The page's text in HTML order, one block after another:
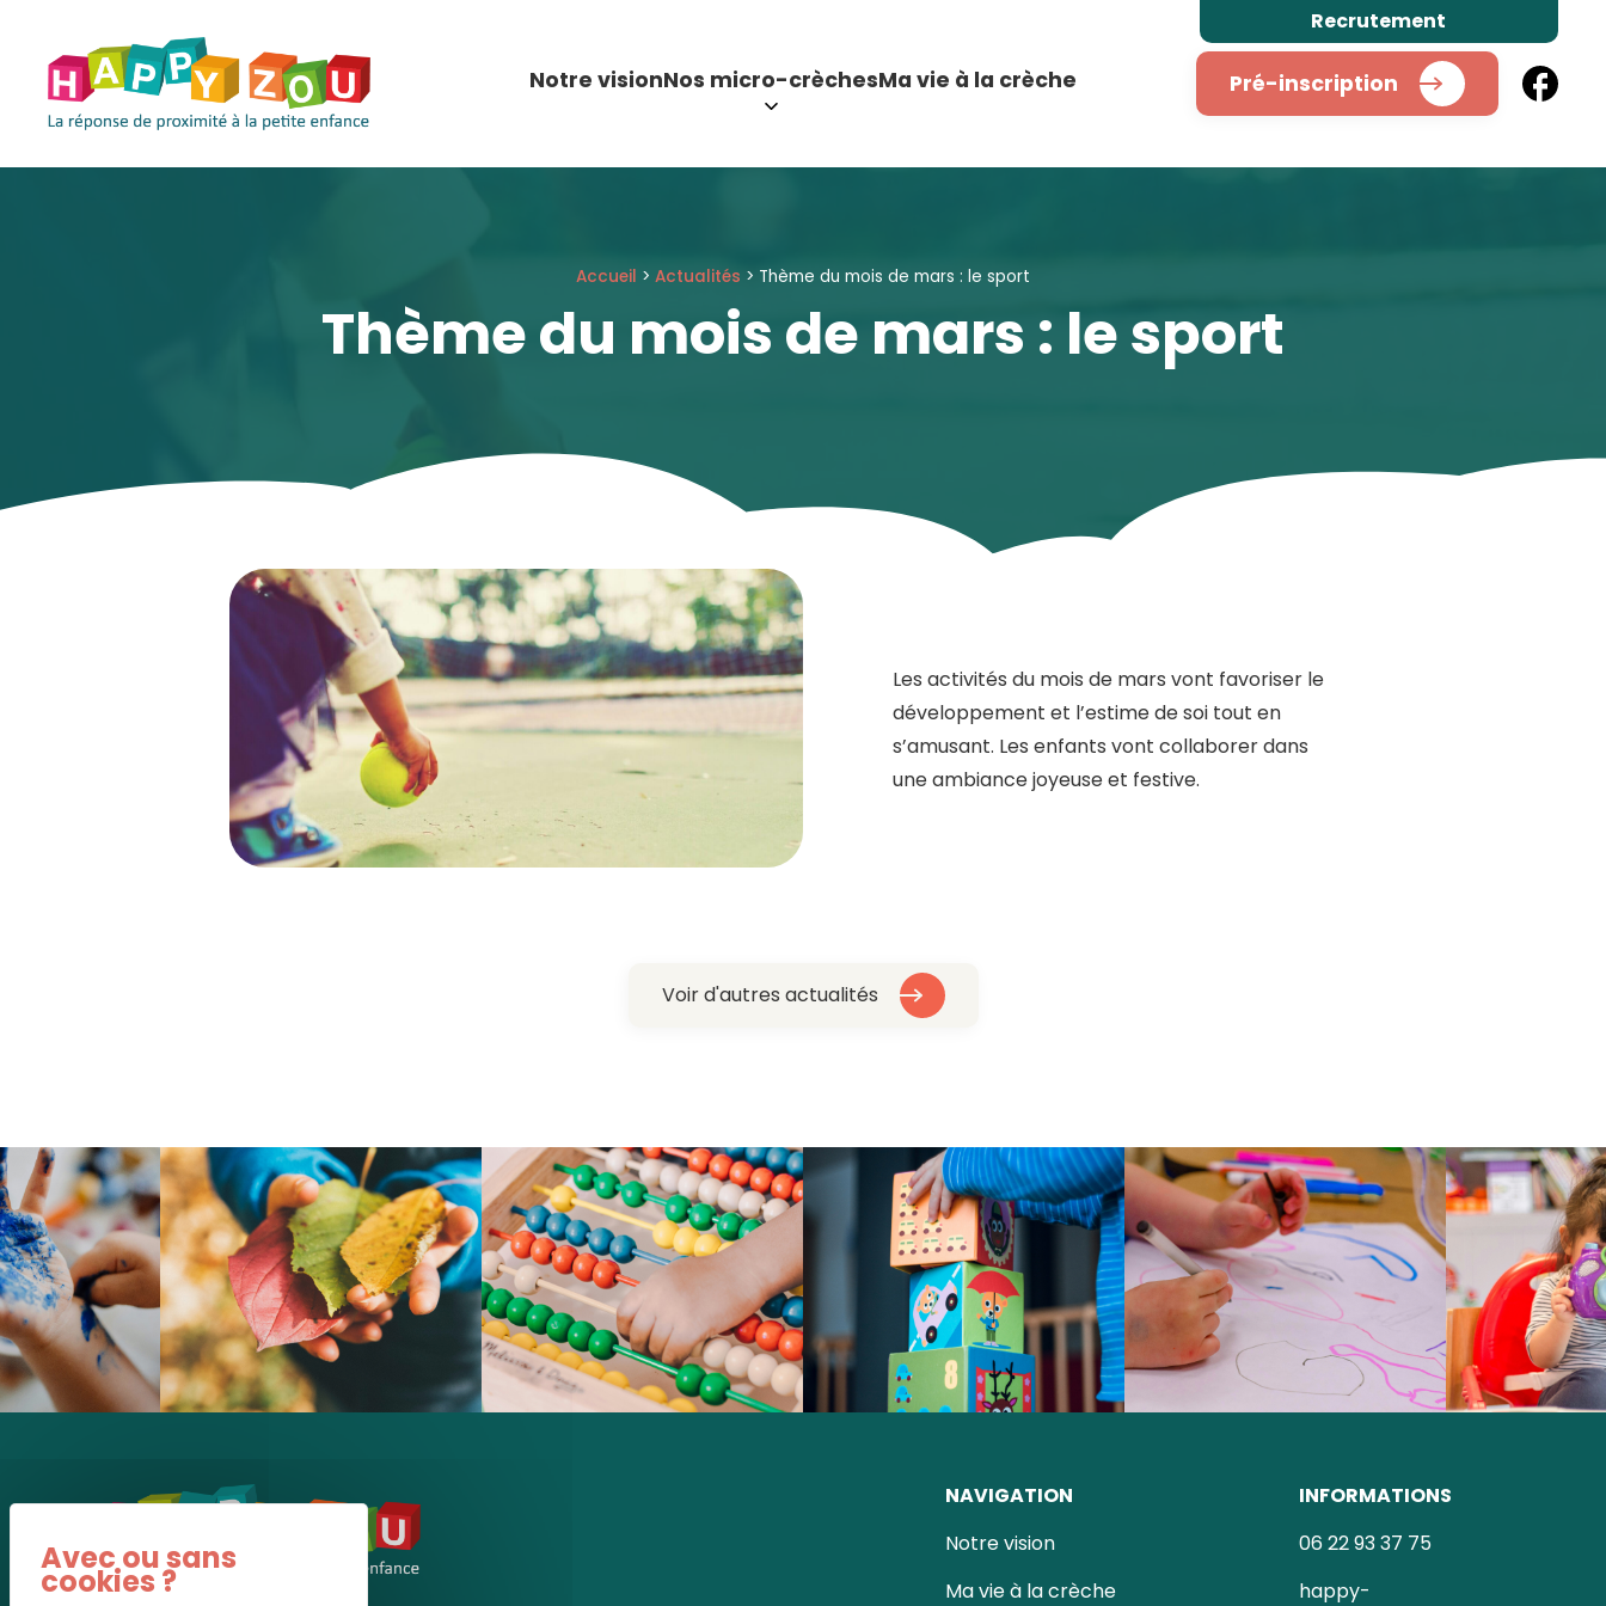
Notre visionNos micro-crèchesMa vie à la crèche Pré-inscription
Recrutement
Accueil > Actualités > Thème du mois de mars : le sport
Thème du mois de mars : le sport
Les activités du mois de mars vont favoriser le
développement et l’estime de soi tout en
s’amusant. Les enfants vont collaborer dans
une ambiance joyeuse et festive.
Voir d'autres actualités
NAVIGATION
Notre vision
Ma vie à la crèche
INFORMATIONS
06 22 93 37 75
happy-